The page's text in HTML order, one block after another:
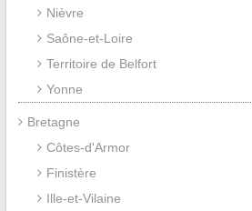
Nièvre
Saône-et-Loire
Territoire de Belfort
Yonne
Bretagne
Côtes-d'Armor
Finistère
Ille-et-Vilaine